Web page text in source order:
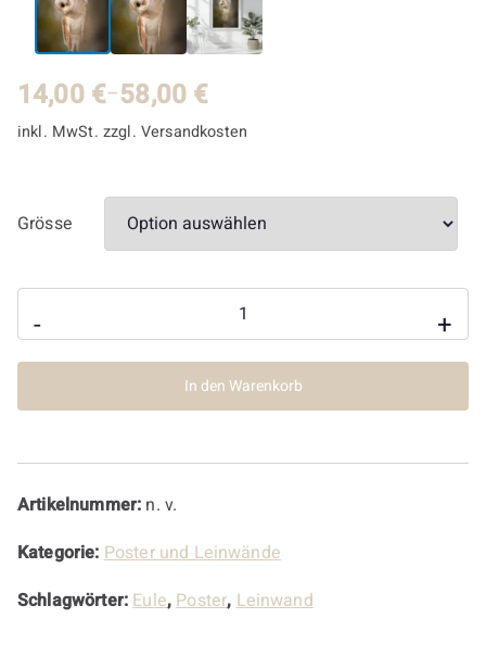
14,00 €–58,00 €
inkl. MwSt. zzgl. Versandkosten
Grösse
-
"Lusi"
Menge
+
In den Warenkorb
Artikelnummer: n. v.
Kategorie: Poster und Leinwände
Schlagwörter: Eule, Poster, Leinwand